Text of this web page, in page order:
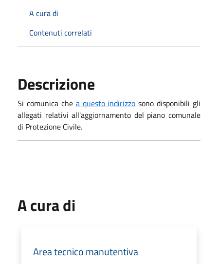
A cura di
Contenuti correlati
Descrizione
Si comunica che a questo indirizzo sono disponibili gli
allegati relativi all'aggiornamento del piano comunale
di Protezione Civile.
A cura di
Area tecnico manutentiva